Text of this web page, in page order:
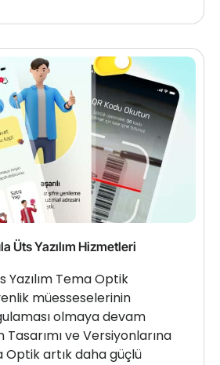
Üts Yazılım Hizmetleri
Yazılım Tema Optik
müesseselerinin
olmaya devam
ve Versiyonlarına
Optik artık daha güçlü